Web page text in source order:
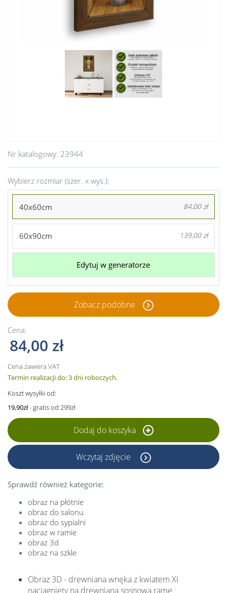
Nr katalogowy: 23944
Wybierz rozmiar (szer. x wys.):
40x60cm 84,00 zł
60x90cm 139,00 zł
Edytuj w generatorze
Zobacz podobne
Cena:
84,00 zł
Cena zawiera VAT
Termin realizacji do: 3 dni roboczych.
Koszt wysyłki od:
19,90zł- gratis od 299zł
Dodaj do koszyka
Wczytaj zdjęcie
Sprawdź również kategorie:
obraz na płótnie
obraz do salonu
obraz do sypialni
obraz w ramie
obraz 3d
obraz na szkle
Obraz 3D - drewniana wnęka z kwiatem XI
naciągnięty na drewnianą sosnową ramę